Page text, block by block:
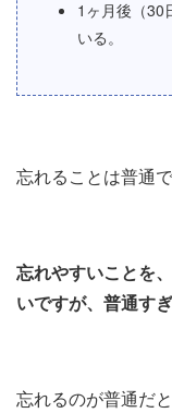
1ヶ月後（30
いる。
忘れることは普通で
忘れやすいことを
いですが、普通す
忘れるのが普通だ